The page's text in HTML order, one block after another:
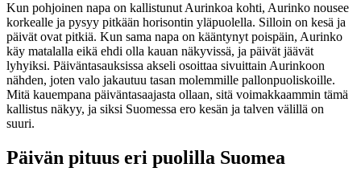
Kun pohjoinen napa on kallistunut Aurinkoa kohti, Aurinko nousee
korkealle ja pysyy pitkään horisontin yläpuolella. Silloin on kesä ja
päivät ovat pitkiä. Kun sama napa on kääntynyt poispäin, Aurinko
käy matalalla eikä ehdi olla kauan näkyvissä, ja päivät jäävät
lyhyiksi. Päiväntasauksissa akseli osoittaa sivuittain Aurinkoon
nähden, joten valo jakautuu tasan molemmille pallonpuoliskoille.
Mitä kauempana päiväntasaajasta ollaan, sitä voimakkaammin tämä
kallistus näkyy, ja siksi Suomessa ero kesän ja talven välillä on
suuri.
Päivän pituus eri puolilla Suomea